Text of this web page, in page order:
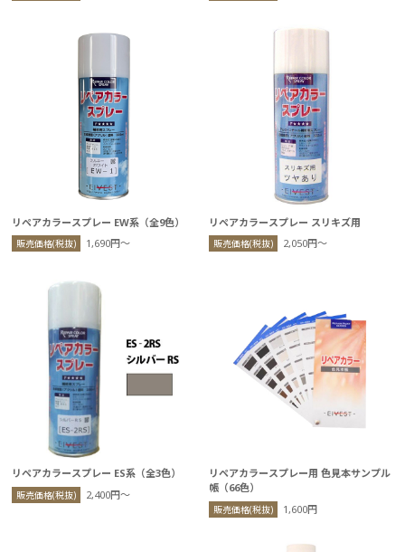
リペアカラースプレー EW系（全9色）
販売価格(税抜) 1,690円〜
リペアカラースプレー スリキズ用
販売価格(税抜) 2,050円〜
リペアカラースプレー ES系（全3色）
販売価格(税抜) 2,400円〜
リペアカラースプレー用 色見本サンプル
帳（66色）
販売価格(税抜) 1,600円